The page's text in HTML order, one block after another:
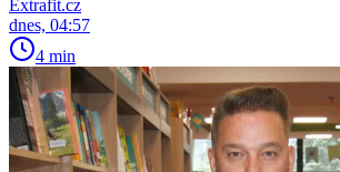
Extrafit.cz
dnes, 04:57
4 min